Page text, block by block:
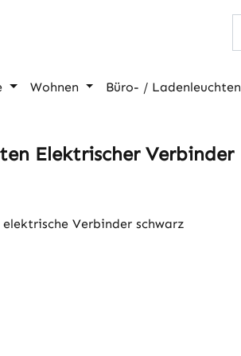
Wohnen Büro- / Ladenleuchten
Elektrischer Verbinder